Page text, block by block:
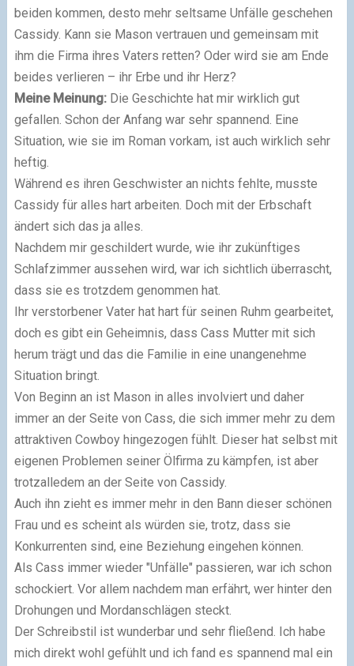
beiden kommen, desto mehr seltsame Unfälle geschehen
Cassidy. Kann sie Mason vertrauen und gemeinsam mit
ihm die Firma ihres Vaters retten? Oder wird sie am Ende
beides verlieren – ihr Erbe und ihr Herz?
Meine Meinung: Die Geschichte hat mir wirklich gut
gefallen. Schon der Anfang war sehr spannend. Eine
Situation, wie sie im Roman vorkam, ist auch wirklich sehr
heftig.
Während es ihren Geschwister an nichts fehlte, musste
Cassidy für alles hart arbeiten. Doch mit der Erbschaft
ändert sich das ja alles.
Nachdem mir geschildert wurde, wie ihr zukünftiges
Schlafzimmer aussehen wird, war ich sichtlich überrascht,
dass sie es trotzdem genommen hat.
Ihr verstorbener Vater hat hart für seinen Ruhm gearbeitet,
doch es gibt ein Geheimnis, dass Cass Mutter mit sich
herum trägt und das die Familie in eine unangenehme
Situation bringt.
Von Beginn an ist Mason in alles involviert und daher
immer an der Seite von Cass, die sich immer mehr zu dem
attraktiven Cowboy hingezogen fühlt. Dieser hat selbst mit
eigenen Problemen seiner Ölfirma zu kämpfen, ist aber
trotzalledem an der Seite von Cassidy.
Auch ihn zieht es immer mehr in den Bann dieser schönen
Frau und es scheint als würden sie, trotz, dass sie
Konkurrenten sind, eine Beziehung eingehen können.
Als Cass immer wieder "Unfälle" passieren, war ich schon
schockiert. Vor allem nachdem man erfährt, wer hinter den
Drohungen und Mordanschlägen steckt.
Der Schreibstil ist wunderbar und sehr fließend. Ich habe
mich direkt wohl gefühlt und ich fand es spannend mal ein